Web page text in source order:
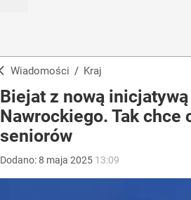
Wiadomości / Kraj
Biejat z nową
Nawrockiego. Tak chce
seniorów
Dodano:8 maja 2025 13:09